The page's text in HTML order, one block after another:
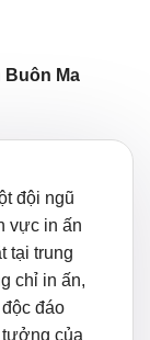
Buôn Ma
đội ngũ
vực in ấn
tại trung
chỉ in ấn,
đáo
của